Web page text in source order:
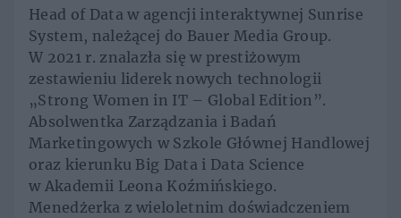
Head of Data w agencji interaktywnej Sunrise
System, należącej do Bauer Media Group.
W 2021 r. znalazła się w prestiżowym
zestawieniu liderek nowych technologii
„Strong Women in IT – Global Edition”.
Absolwentka Zarządzania i Badań
Marketingowych w Szkole Głównej Handlowej
oraz kierunku Big Data i Data Science
w Akademii Leona Koźmińskiego.
Menedżerka z wieloletnim doświadczeniem